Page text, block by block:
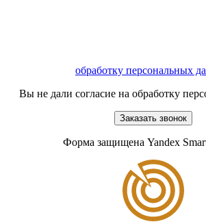
обработку персональных
Вы не дали согласие на обработку
Заказать звонок
Форма защищена Yandex